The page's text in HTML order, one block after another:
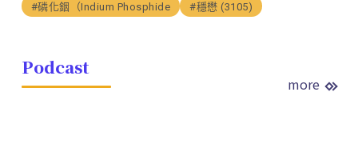
#磷化銦（Indium Phosphide
#穩懋 (3105)
Podcast
more